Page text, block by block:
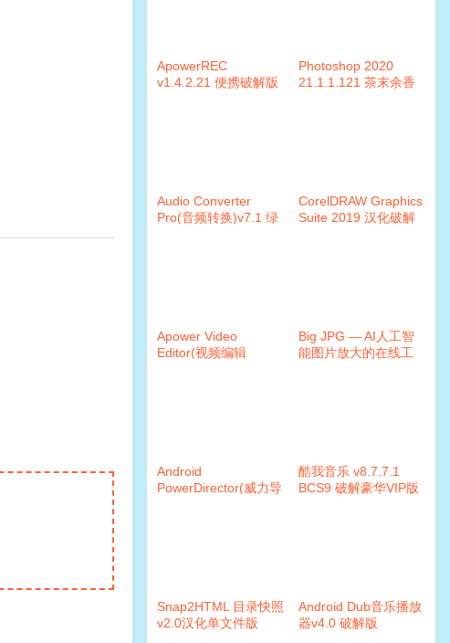
ApowerREC
v1.4.2.21 便携破解版
Photoshop 2020
21.1.1.121 茶末余香
Audio Converter
Pro(音频转换)v7.1 绿
CorelDRAW Graphics
Suite 2019 汉化破解
Apower Video
Editor(视频编辑
Big JPG — AI人工智
能图片放大的在线工
Android
PowerDirector(威力导
酷我音乐 v8.7.7.1
BCS9 破解豪华VIP版
Snap2HTML 目录快照
v2.0汉化单文件版
Android Dub音乐播放
器v4.0 破解版